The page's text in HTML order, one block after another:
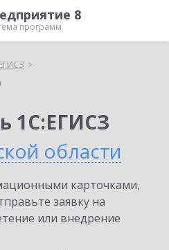
8
программ
1С:ЕГИСЗ
области
карточками,
заявку на
или внедрение